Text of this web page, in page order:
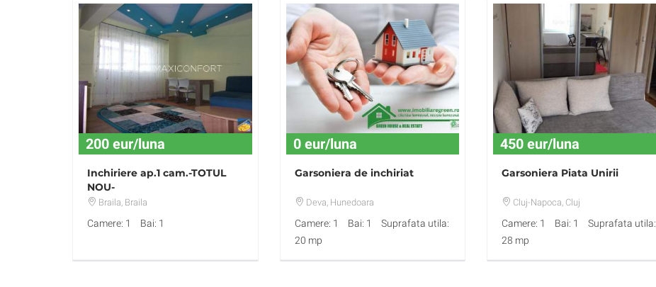
200 eur/luna
Inchiriere ap.1 cam.-TOTUL
NOU-
Braila, Braila
Camere: 1 Bai: 1
0 eur/luna
Garsoniera de inchiriat
Deva, Hunedoara
Camere: 1 Bai: 1
Suprafata utila:
20 mp
450 eur/luna
Garsoniera Piata Unirii
Cluj-Napoca, Cluj
Camere: 1 Bai: 1
Suprafata utila:
28 mp